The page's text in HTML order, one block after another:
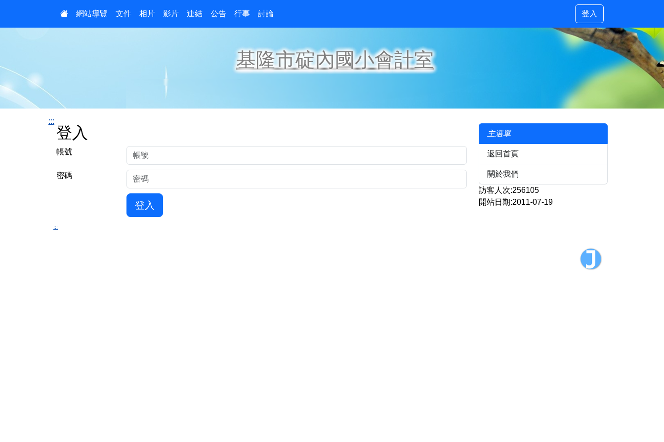
網站導覽
文件 相片 影片 連結 公告 行事 討論 登入
基隆市碇內國小會計室
:::
登入
帳號
密碼
登入
主選單
返回首頁
關於我們
訪客人次:256105
開站日期:2011-07-19
:::